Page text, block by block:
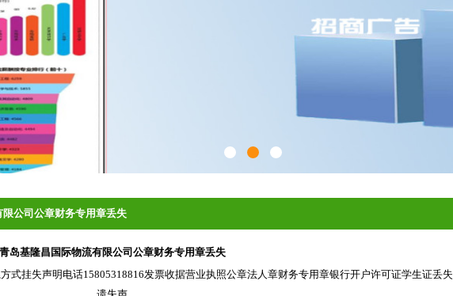
公司公章财务专用章丢失
青岛基隆昌国际物流有限公司公章财务专用章丢失
式挂失声明电话15805318816发票收据营业执照公章法人章财务专用章银行开户许可证学生证丢失